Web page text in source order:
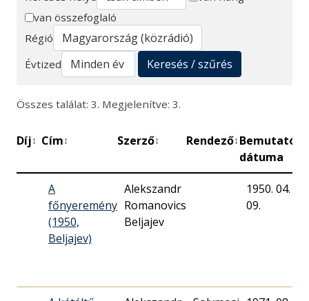
Keresés
van összefoglaló
Régió
Évtized
Keresés / szűrés
Összes találat: 3. Megjelenítve: 3.
Díj↕ Cím↕ Szerző↕ Rendező↕ Bemutató
dátuma
A
főnyeremény
(1950,
Beljajev)
Alekszandr
Romanovics
Beljajev
1950. 04.
09.